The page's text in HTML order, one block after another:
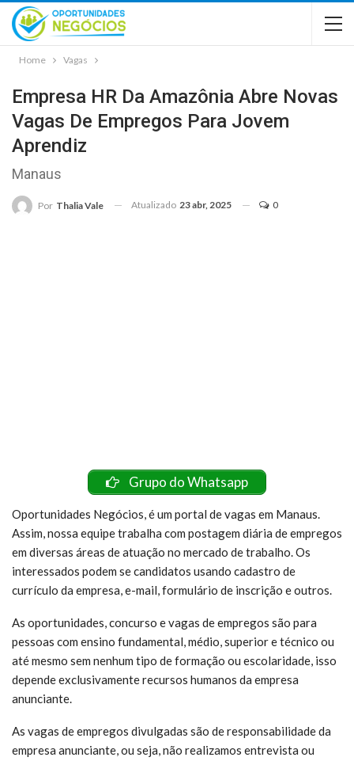
Home Vagas
Empresa HR Da Amazônia Abre Novas
Vagas De Empregos Para Jovem
Aprendiz
Manaus
Por Thalia Vale Atualizado 23 abr, 2025 0
Grupo do Whatsapp
Oportunidades Negócios, é um portal de vagas em Manaus.
Assim, nossa equipe trabalha com postagem diária de empregos
em diversas áreas de atuação no mercado de trabalho. Os
interessados podem se candidatos usando cadastro de
currículo da empresa, e-mail, formulário de inscrição e outros.
As oportunidades, concurso e vagas de empregos são para
pessoas com ensino fundamental, médio, superior e técnico ou
até mesmo sem nenhum tipo de formação ou escolaridade, isso
depende exclusivamente recursos humanos da empresa
anunciante.
As vagas de empregos divulgadas são de responsabilidade da
empresa anunciante, ou seja, não realizamos entrevista ou